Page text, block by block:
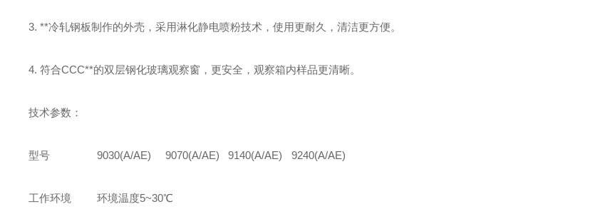
3. **冷轧钢板制作的外壳，采用淋化静电喷粉技术，使用更耐久，清洁更方便。
4. 符合CCC**的双层钢化玻璃观察窗，更安全，观察箱内样品更清晰。
技术参数：
型号 9030(A/AE) 9070(A/AE) 9140(A/AE) 9240(A/AE)
工作环境 环境温度5~30℃